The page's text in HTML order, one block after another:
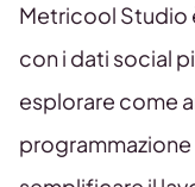
Metricool Studio
con i dati social
esplorare come
programmazione